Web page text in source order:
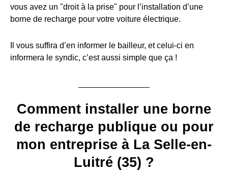
vous avez un "droit à la prise" pour l’installation d’une
borne de recharge pour votre voiture électrique.
Il vous suffira d’en informer le bailleur, et celui-ci en
informera le syndic, c’est aussi simple que ça !
Comment installer une borne
de recharge publique ou pour
mon entreprise à La Selle-en-
Luitré (35) ?